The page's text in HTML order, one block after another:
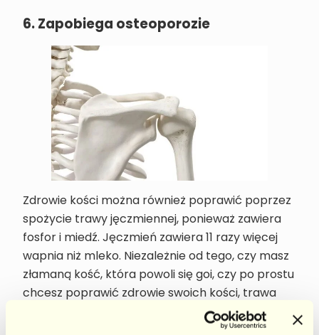
6. Zapobiega osteoporozie
Zdrowie kości można również poprawić poprzez
spożycie trawy jęczmiennej, ponieważ zawiera
fosfor i miedź. Jęczmień zawiera 11 razy więcej
wapnia niż mleko. Niezależnie od tego, czy masz
złamaną kość, która powoli się goi, czy po prostu
chcesz poprawić zdrowie swoich kości, trawa
jęczmienna z pewnością Ci pomoże.